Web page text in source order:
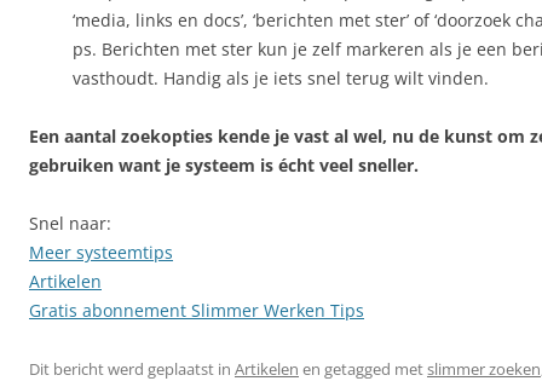
‘media, links en docs’, ‘berichten met ster’ of ‘doorzoek
ps. Berichten met ster kun je zelf markeren als je een
vasthoudt. Handig als je iets snel terug wilt vinden.
Een aantal zoekopties kende je vast al wel, nu de kunst om
gebruiken want je systeem is écht veel sneller.
Snel naar:
Meer systeemtips
Artikelen
Gratis abonnement Slimmer Werken Tips
Dit bericht werd geplaatst in Artikelen en getagged metslimmer zoeken